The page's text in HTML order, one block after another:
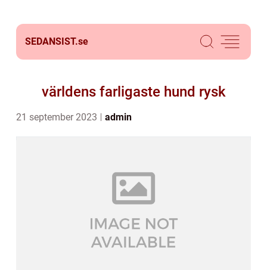
SEDANSIST.se
världens farligaste hund rysk
21 september 2023 admin